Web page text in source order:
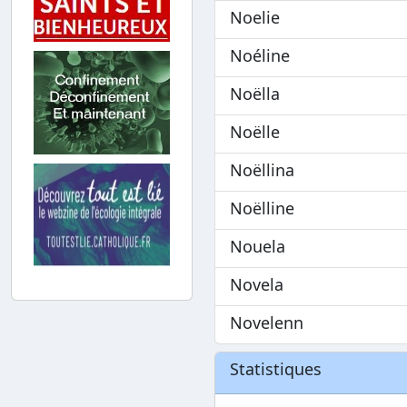
Noelie
Noéline
Noëlla
Noëlle
Noëllina
Noëlline
Nouela
Novela
Novelenn
Statistiques